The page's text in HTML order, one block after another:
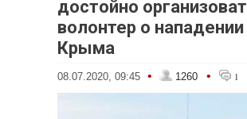
достойно
волонтер о
Крыма
08.07.2020, 09:45 • 1260 • 1